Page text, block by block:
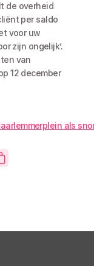
de overheid
per saldo
voor uw
zijn ongelijk’.
van
12 december
als